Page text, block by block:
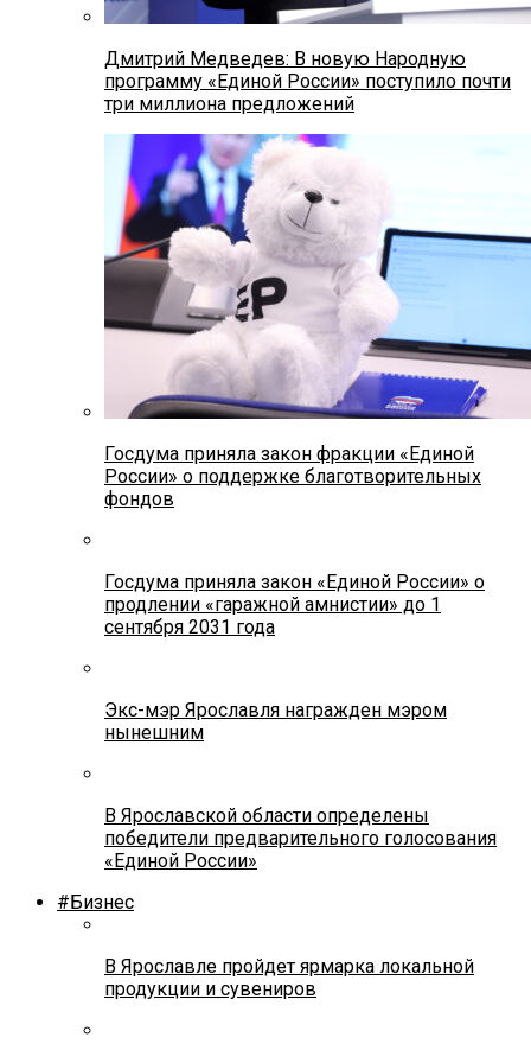
Дмитрий Медведев: В новую Народную
программу «Единой России» поступило почти
три миллиона предложений
Госдума приняла закон фракции «Единой
России» о поддержке благотворительных
фондов
Госдума приняла закон «Единой России» о
продлении «гаражной амнистии» до 1
сентября 2031 года
Экс-мэр Ярославля награжден мэром
нынешним
В Ярославской области определены
победители предварительного голосования
«Единой России»
#Бизнес
В Ярославле пройдет ярмарка локальной
продукции и сувениров